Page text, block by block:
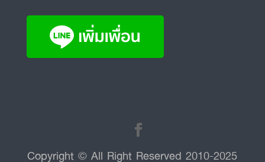
Copyright © All Right Reserved 2010-2025